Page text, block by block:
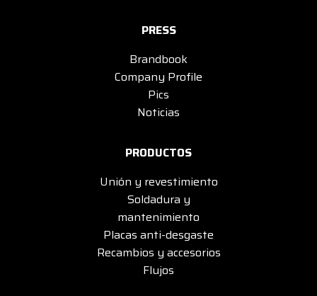
PRESS
Brandbook
Company Profile
Pics
Noticias
PRODUCTOS
Unión y revestimiento
Soldadura y
mantenimiento
Placas anti-desgaste
Recambios y accesorios
Flujos